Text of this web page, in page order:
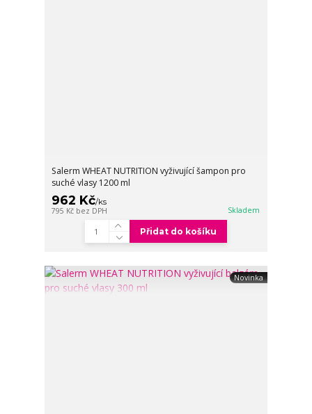
Salerm WHEAT NUTRITION vyživující šampon pro
suché vlasy 1200 ml
962 Kč/ks
795 Kč bez DPH Skladem
Přidat do košíku
Novinka